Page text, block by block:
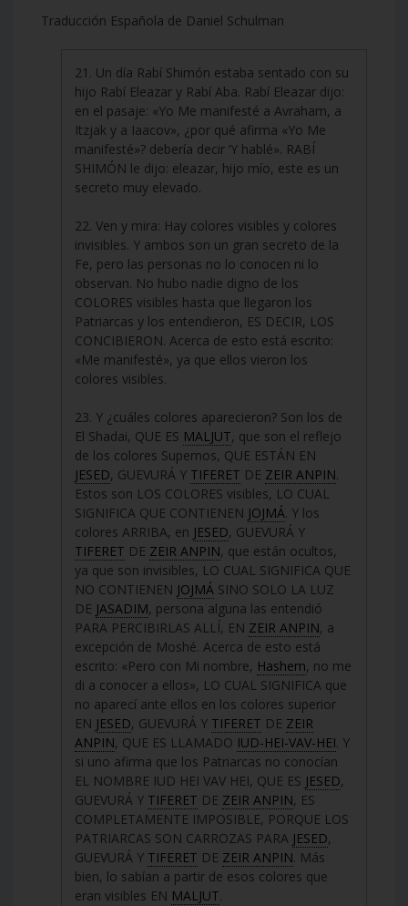
Traducción Española de Daniel Schulman
21. Un día Rabí Shimón estaba sentado con su
hijo Rabí Eleazar y Rabí Aba. Rabí Eleazar dijo:
en el pasaje: «Yo Me manifesté a Avraham, a
Itzjak y a Iaacov», ¿por qué afirma «Yo Me
manifesté»? debería decir ‘Y hablé». RABÍ
SHIMÓN le dijo: eleazar, hijo mío, este es un
secreto muy elevado.
22. Ven y mira: Hay colores visibles y colores
invisibles. Y ambos son un gran secreto de la
Fe, pero las personas no lo conocen ni lo
observan. No hubo nadie digno de los
COLORES visibles hasta que llegaron los
Patriarcas y los entendieron, ES DECIR, LOS
CONCIBIERON. Acerca de esto está escrito:
«Me manifesté», ya que ellos vieron los
colores visibles.
23. Y ¿cuáles colores aparecieron? Son los de
El Shadai, QUE ES MALJUT, que son el reflejo
de los colores Supernos, QUE ESTÁN EN
JESED, GUEVURÁ Y TIFERET DE ZEIR ANPIN.
Estos son LOS COLORES visibles, LO CUAL
SIGNIFICA QUE CONTIENEN JOJMÁ. Y los
colores ARRIBA, en JESED, GUEVURÁ Y
TIFERET DE ZEIR ANPIN, que están ocultos,
ya que son invisibles, LO CUAL SIGNIFICA QUE
NO CONTIENEN JOJMÁ SINO SOLO LA LUZ
DE JASADIM, persona alguna las entendió
PARA PERCIBIRLAS ALLÍ, EN ZEIR ANPIN, a
excepción de Moshé. Acerca de esto está
escrito: «Pero con Mi nombre, Hashem, no me
di a conocer a ellos», LO CUAL SIGNIFICA que
no aparecí ante ellos en los colores superior
EN JESED, GUEVURÁ Y TIFERET DE ZEIR
ANPIN, QUE ES LLAMADO IUD-HEI-VAV-HEI. Y
si uno afirma que los Patriarcas no conocían
EL NOMBRE IUD HEI VAV HEI, QUE ES JESED,
GUEVURÁ Y TIFERET DE ZEIR ANPIN, ES
COMPLETAMENTE IMPOSIBLE, PORQUE LOS
PATRIARCAS SON CARROZAS PARA JESED,
GUEVURÁ Y TIFERET DE ZEIR ANPIN. Más
bien, lo sabían a partir de esos colores que
eran visibles EN MALJUT.